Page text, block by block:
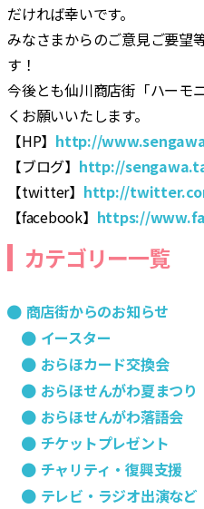
だければ幸いです。
みなさまからのご意見ご要望
す！
今後とも仙川商店街「ハーモ
くお願いいたします。
【HP】 http://
【ブログ】 http://
【twitter】 http://
【facebook】 https://
カテゴリー一覧
商店街からのお知らせ
イースター
おらほカード交換会
おらほせんがわ夏まつり
おらほせんがわ落語会
チケットプレゼント
チャリティ・復興支援
テレビ・ラジオ出演など